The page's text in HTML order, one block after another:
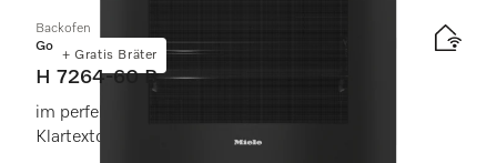
+ Gratis Bräter
Backofen
Gold
H 7264-60 B
im perfekt kombinierbaren Design mit
Klartextdisplay und PerfectClean.